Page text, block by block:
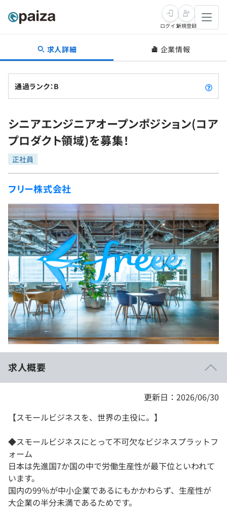
転職・キャリア
転職成功ガイド
転職エージェント
インタビュー
転職成功ガイド
新卒就活
求人検索
本選考
インターン
新卒エージェント
イベント・セミナー
インタビュー
就活成功ガイド
学習
問題集
ナレッジ
リファレンス
プラン
個人向けプラン
法人向けプラン
契約内容・クーポン
プログラミング言語
評価結果一覧
再チャレンジ結果一覧
ゲーム・マンガ
Tech Team Journal
paiza times
note
paizaとは？
ログイン新規登録
求人詳細 企業情報
通過ランク：B
シニアエンジニアオープンポジション(コア
プロダクト領域)を募集！
正社員
フリー株式会社
求人概要
更新日：2026/06/30
【スモールビジネスを、世界の主役に。】
◆スモールビジネスにとって不可欠なビジネスプラットフ
ォーム
日本は先進国7か国の中で労働生産性が最下位といわれて
います。
国内の99％が中小企業であるにもかかわらず、生産性が
大企業の半分未満であるためです。